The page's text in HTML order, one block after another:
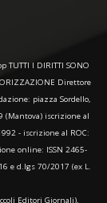
TUTTI I DIRITTI SONO
Direttore
piazza Sordello,
(Mantova) iscrizione al
- iscrizione al ROC:
online: ISSN 2465-
e d.lgs 70/2017 (ex L.
Editori Giornali),